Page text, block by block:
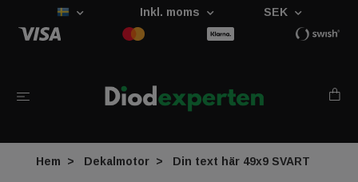
Inkl. moms SEK
Hem Dekalmotor Din text här 49x9 SVART